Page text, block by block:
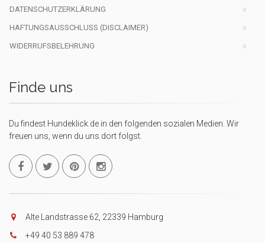
DATENSCHUTZERKLÄRUNG
HAFTUNGSAUSSCHLUSS (DISCLAIMER)
WIDERRUFSBELEHRUNG
Finde uns
Du findest Hundeklick.de in den folgenden sozialen Medien. Wir
freuen uns, wenn du uns dort folgst.
Alte Landstrasse 62, 22339 Hamburg
+49 40 53 889 478